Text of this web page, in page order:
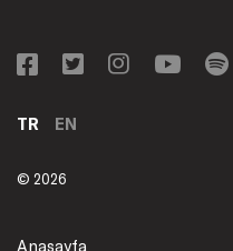
TR EN
© 2026
Anasayfa